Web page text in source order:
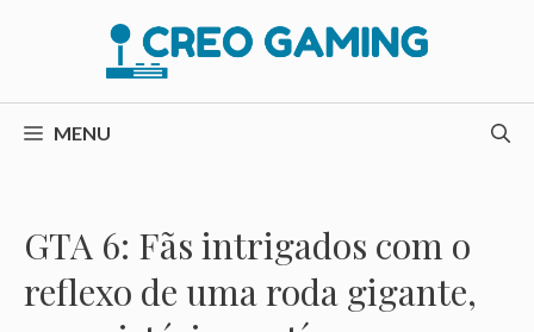
conteúdo
MENU
GTA 6: Fãs intrigados com o
reflexo de uma roda gigante,